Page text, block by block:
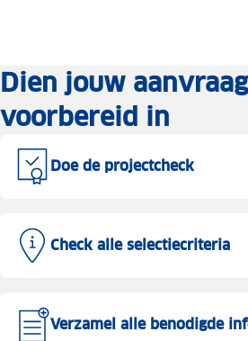
Dien jouw
voorbereid in
Doe de projectcheck
Check alle selectiecriteria
Verzamel alle benodigde